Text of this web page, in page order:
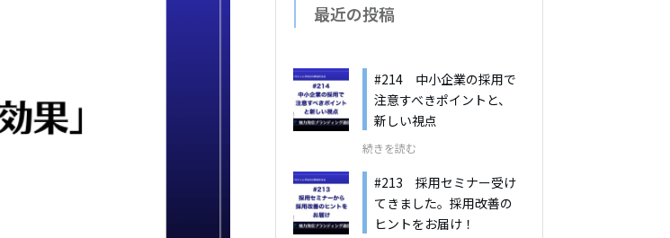
最近の投稿
#214 中小企業の採用で
注意すべきポイントと、
新しい視点
続きを読む
#213 採用セミナー受け
てきました。採用改善の
ヒントをお届け！